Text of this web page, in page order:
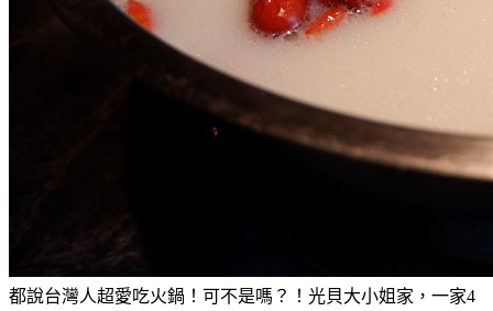
都說台灣人超愛吃火鍋！可不是嗎？！光貝大小姐家，一家4